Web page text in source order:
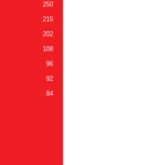
250
215
202
108
96
92
84